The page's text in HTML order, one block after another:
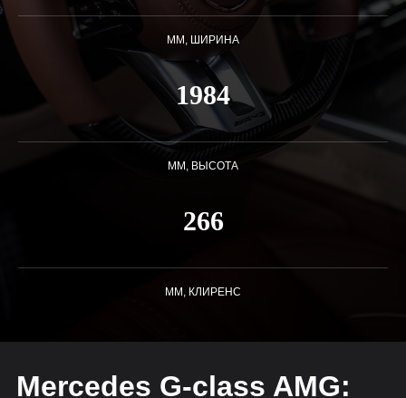
ММ, ШИРИНА
1984
ММ, ВЫСОТА
266
ММ, КЛИРЕНС
Mercedes G-class AMG: